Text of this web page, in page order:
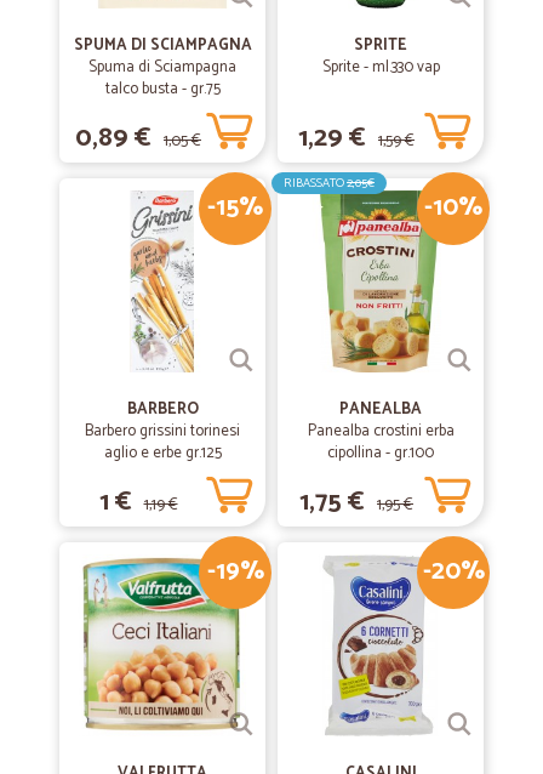
SPUMA DI SCIAMPAGNA
Spuma di Sciampagna
talco busta - gr.75
0,89 € 1,05 €
SPRITE
Sprite - ml.330 vap
1,29 € 1,59 €
-15%
BARBERO
Barbero grissini torinesi
aglio e erbe gr.125
1 € 1,19 €
-10%
RIBASSATO2,05€
PANEALBA
Panealba crostini erba
cipollina - gr.100
1,75 € 1,95 €
-19% -20%